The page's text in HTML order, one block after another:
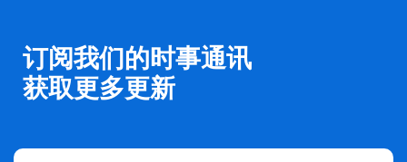
订阅我们的时事通讯
获取更多更新